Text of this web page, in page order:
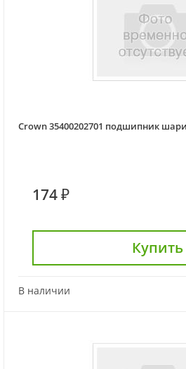
Crown 35400202701 подшипник
174 ₽
Купить
В наличии